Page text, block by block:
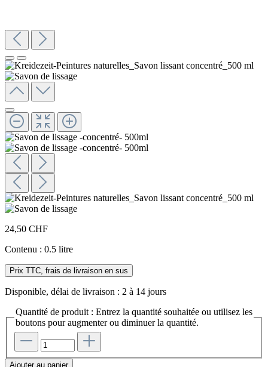
24,50 CHF
Contenu : 0.5 litre
Prix TTC, frais de livraison en sus
Disponible, délai de livraison : 2 à 14 jours
Quantité de produit : Entrez la quantité souhaitée ou utilisez les
boutons pour augmenter ou diminuer la quantité.
Ajouter au panier